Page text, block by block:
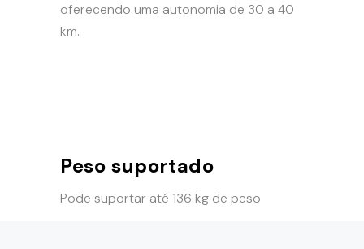
oferecendo uma autonomia de 30 a 40
km.
Peso suportado
Pode suportar até 136 kg de peso